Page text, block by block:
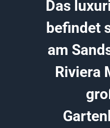
Das
befindet
am
Riviera